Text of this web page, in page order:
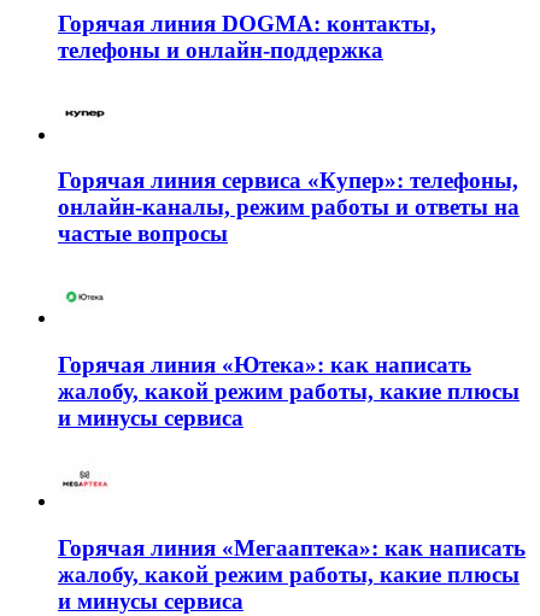
Горячая линия DOGMA: контакты,
телефоны и онлайн-поддержка
Горячая линия сервиса «Купер»: телефоны,
онлайн-каналы, режим работы и ответы на
частые вопросы
Горячая линия «Ютека»: как написать
жалобу, какой режим работы, какие плюсы
и минусы сервиса
Горячая линия «Мегааптека»: как написать
жалобу, какой режим работы, какие плюсы
и минусы сервиса